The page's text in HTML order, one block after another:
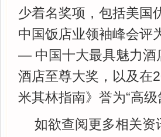
少着名奖项，包括美国
中国饭店业领袖峰会评
— 中国十大最具魅力酒
酒店至尊大奖，以及在
米其林指南》誉为“高级
如欲查阅更多相关资